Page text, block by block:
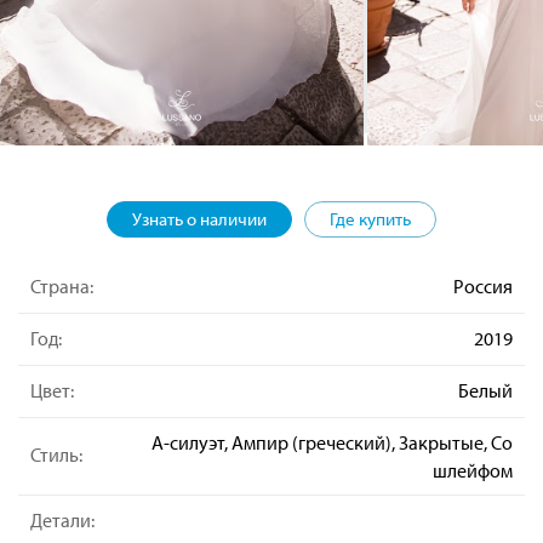
Узнать о наличии Где купить
Страна: Россия
Год: 2019
Цвет: Белый
Стиль:
А-силуэт, Ампир (греческий), Закрытые, Со
шлейфом
Детали: